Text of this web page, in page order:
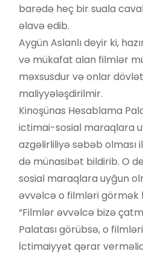
barədə heç bir suala
əlavə edib.
Aygün Aslanlı deyir ki,
və mükafat alan filmlər
məxsusdur və onlar
maliyyələşdirilmir.
Kinoşünas Hesablama
ictimai-sosial maraqlara
azgəlirliliyə səbəb olması
də münasibət bildirib. O
sosial maraqlara uyğun
əvvəlcə o filmləri görmək
“Filmlər əvvəlcə bizə
Palatası görübsə, o
İctimaiyyət qərar